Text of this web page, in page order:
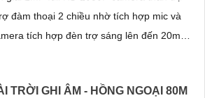
đàm thoại 2 chiều nhờ tích hợp mic và
tích hợp đèn trợ sáng lên đến 20m
TRỜI GHI ÂM - HỒNG NGOẠI 80M